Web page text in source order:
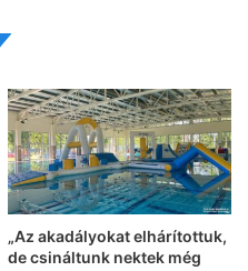
„Az akadályokat elhárítottuk,
de csináltunk nektek még